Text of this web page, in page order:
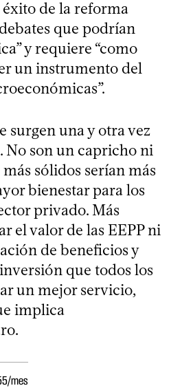
de la reforma
que podrían
y requiere “como
un instrumento del
surgen una y otra vez
No son un capricho ni
sólidos serían más
bienestar para los
privado. Más
el valor de las EEPP ni
de beneficios y
que todos los
un mejor servicio,
implica
mes